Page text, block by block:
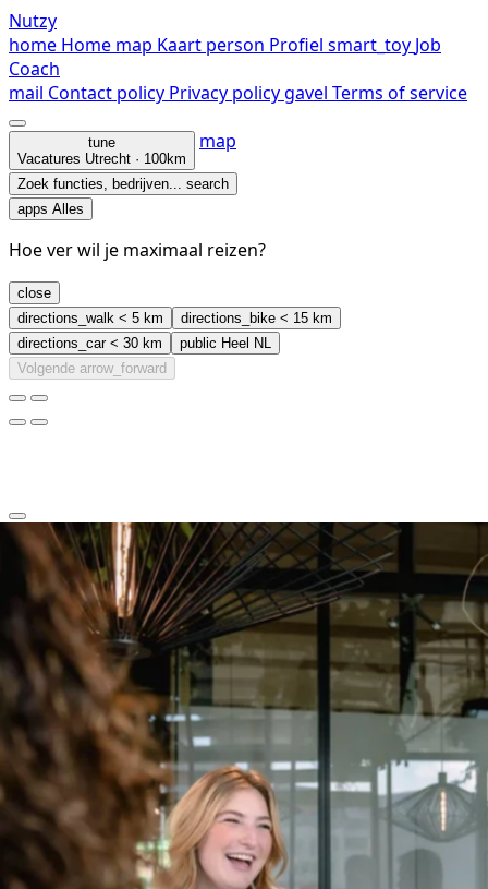
Nutzy
home Home map Kaart person Profiel smart_toy Job
Coach
mail Contact policy Privacy policygavel Terms of service
tune
Vacatures Utrecht · 100km
map
Zoek functies, bedrijven... search
apps Alles
Hoe ver wil je maximaal reizen?
close
directions_walk < 5 km directions_bike < 15 km
directions_car< 30 km public Heel NL
Volgende arrow_forward
clear
arrow_back_ios_new
favorite
share